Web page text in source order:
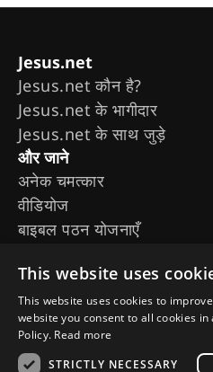
Jesus.net
Jesus.net कौन है?
Jesus.net के भागीदार
Jesus.net के साथ जुड़े
और जाने
अनेक चमत्कार
वीडियोज
बाइबल पठन योजनाएँ
द चोजन
जीसस का जीवन
हमें फॉलो करें
This website uses
This website uses cookies to
website you consent to all cookies
Policy. Read more
STRICTLY NECESSARY